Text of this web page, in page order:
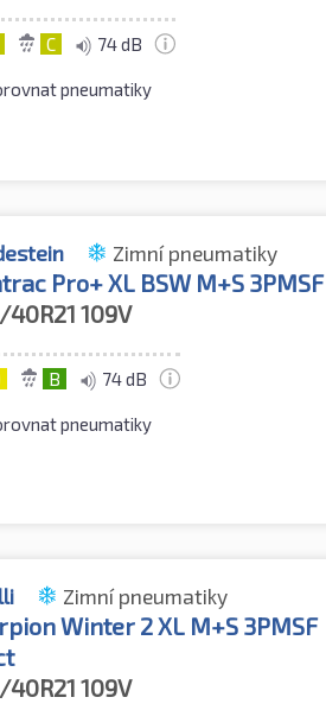
C 74 dB
pneumatiky
Zimní pneumatiky
Pro+ XL BSW M+S 3PMSF
40R21 109V
B 74 dB
pneumatiky
Zimní pneumatiky
Winter 2 XL M+S 3PMSF
40R21 109V